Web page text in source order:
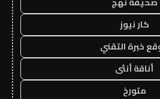
كار نيوز
خبرة التقني
أناقة أنثى
متورخ